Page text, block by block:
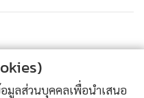
อมูลส่วนบุคคลเพื่อนำเสนอ